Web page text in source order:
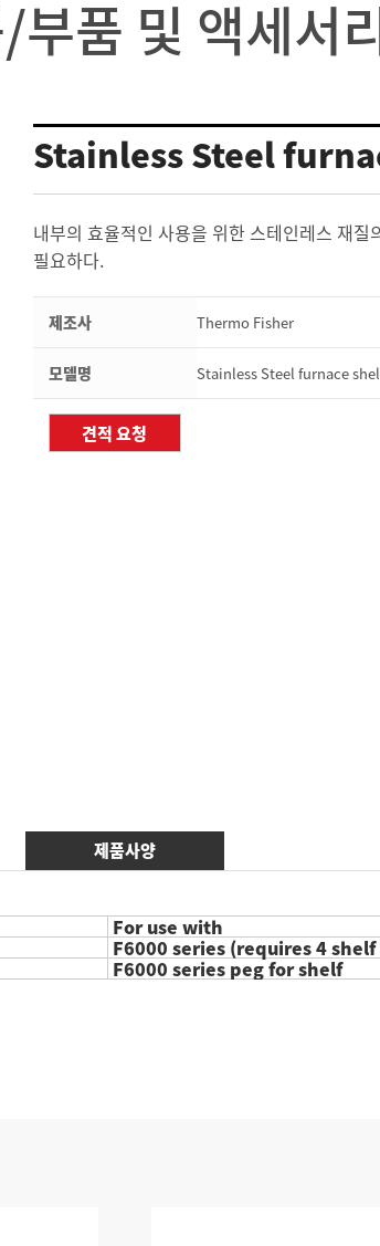
부품 및 액세서
Stainless Steel
내부의 효율적인 사용을 위한 스테인레스 재
필요하다.
제조사 Thermo Fisher
모델명 Stainless Steel furnace
제품사양
For use with
F6000 series (requires 4 shelf
F6000 series peg for shelf